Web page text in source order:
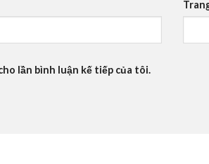
lần bình luận kế tiếp của tôi.